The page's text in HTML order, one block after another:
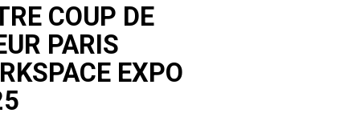
COUP DE
PARIS
EXPO